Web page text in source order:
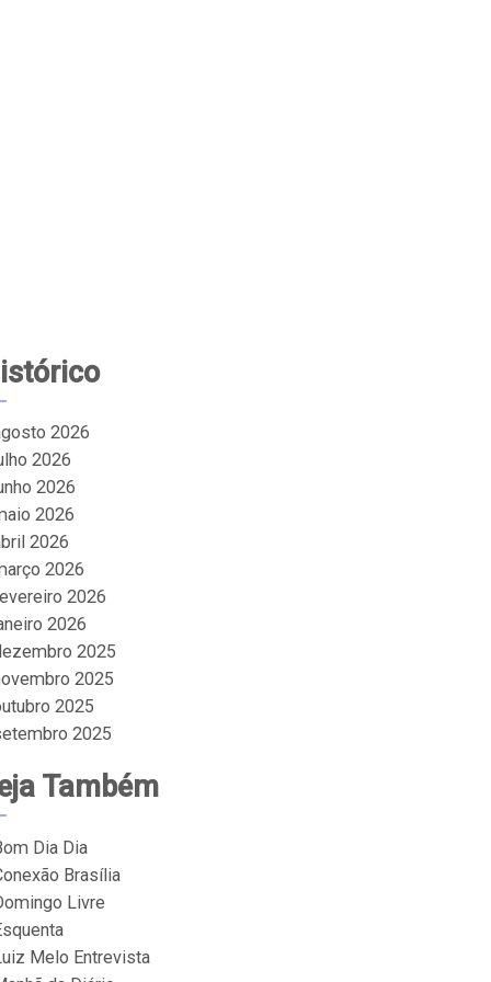
2026
2026
2026
2026
2026
2026
2026
2026
2025
2025
2025
2025
Também
Dia Dia
Brasília
Livre
Melo Entrevista